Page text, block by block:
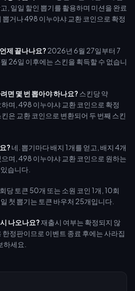
, 일일 할인 뽑기를 활용하며 미션을 완료
거나 498 이누야샤 교환 코인으로 확정
제 끝나나요? 2026년 6월 27일부터 7
26일 이후에는 스킨을 획득할 수 없습니
면 몇 번 뽑아야 하나요? 스킨당 약
며, 498 이누야샤 교환 코인으로 확정
은 교환 코인으로 변환되어 두 번째 스킨
? 네. 뽑기마다 배지 1개를 얻고, 배지 4개
으며, 498 이누야샤 교환 코인으로 원하는
습니다.
당 토큰 50개 또는 소원 코인 1개, 10회
첫 뽑기는 토큰 바우처 25개입니다.
나오나요?재출시 여부는 확정되지 않
정판이므로 이벤트 종료 후에는 사라집
하세요.